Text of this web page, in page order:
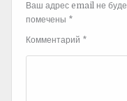
Ваш адрес email не
помечены *
Комментарий *